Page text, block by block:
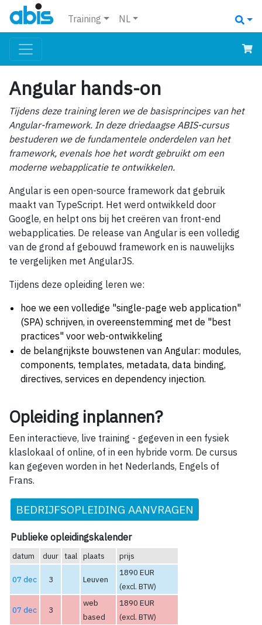
Training NL
Angular hands-on
Tijdens deze training leren we de basisprincipes van het
Angular-framework. In deze driedaagse ABIS-cursus
bestuderen we de fundamentele onderdelen van het
framework, evenals hoe het wordt gebruikt om een
moderne webapplicatie te ontwikkelen.
Angular is een open-source framework dat gebruik
maakt van TypeScript. Het werd ontwikkeld door
Google, en helpt ons bij het creëren van front-end
webapplicaties. De release van Angular is een volledig
van de grond af gebouwd framework en is nauwelijks
te vergelijken met AngularJS.
Tijdens deze opleiding leren we:
hoe we een volledige "single-page web application"
(SPA) schrijven, in overeenstemming met de "best
practices" voor web-ontwikkeling
de belangrijkste bouwstenen van Angular: modules,
components, templates, metadata, data binding,
directives, services en dependency injection.
Opleiding inplannen?
Een interactieve, live training - gegeven in een fysiek
klaslokaal of online, of in een hybride vorm. De cursus
kan gegeven worden in het Nederlands, Engels of
Frans.
BEDRIJFSOPLEIDING AANVRAGEN
Publieke opleidingskalender
datum duur taal plaats prijs
07 dec 3 Leuven
1890 EUR
(excl. BTW)
07 dec 3
web
based
1890 EUR
(excl. BTW)